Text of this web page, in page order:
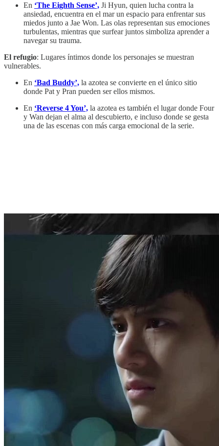
En ‘The Eighth Sense’, Ji Hyun, quien lucha contra la
ansiedad, encuentra en el mar un espacio para enfrentar sus
miedos junto a Jae Won. Las olas representan sus emociones
turbulentas, mientras que surfear juntos simboliza aprender a
navegar su trauma.
El refugio: Lugares íntimos donde los personajes se muestran
vulnerables.
En ‘Bad Buddy’, la azotea se convierte en el único sitio
donde Pat y Pran pueden ser ellos mismos.
En ‘Reverse 4 You’, la azotea es también el lugar donde Four
y Wan dejan el alma al descubierto, e incluso donde se gesta
una de las escenas con más carga emocional de la serie.